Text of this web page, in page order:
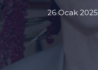
26 Ocak 2025